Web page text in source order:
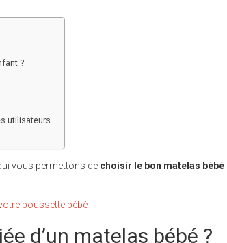
?
utilisateurs
vous permettons de choisir le bon matelas bébé
poussette bébé
d’un matelas bébé ?